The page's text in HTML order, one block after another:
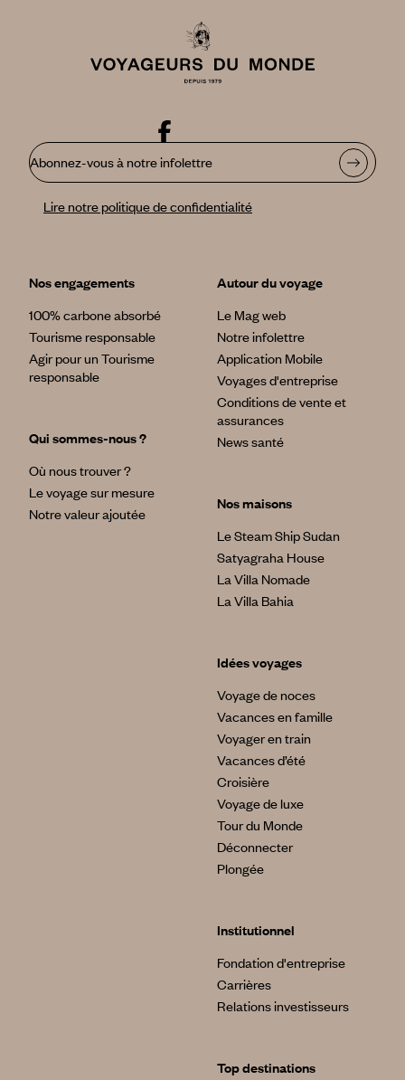
Abonnez-vous à notre infolettre
Lire notre politique de confidentialité
Nos engagements
100% carbone absorbé
Tourisme responsable
Agir pour un Tourisme
responsable
Qui sommes-nous ?
Où nous trouver ?
Le voyage sur mesure
Notre valeur ajoutée
Autour du voyage
Le Mag web
Notre infolettre
Application Mobile
Voyages d'entreprise
Conditions de vente et
assurances
News santé
Nos maisons
Le Steam Ship Sudan
Satyagraha House
La Villa Nomade
La Villa Bahia
Idées voyages
Voyage de noces
Vacances en famille
Voyager en train
Vacances d’été
Croisière
Voyage de luxe
Tour du Monde
Déconnecter
Plongée
Institutionnel
Fondation d'entreprise
Carrières
Relations investisseurs
Top destinations